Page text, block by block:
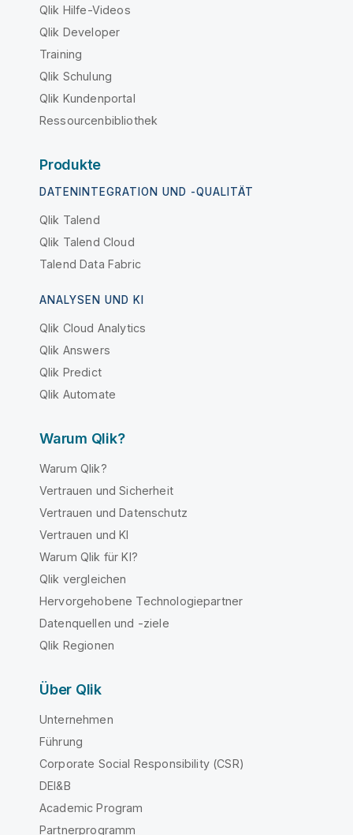
Qlik Hilfe-Videos
Qlik Developer
Training
Qlik Schulung
Qlik Kundenportal
Ressourcenbibliothek
Produkte
DATENINTEGRATION UND -QUALITÄT
Qlik Talend
Qlik Talend Cloud
Talend Data Fabric
ANALYSEN UND KI
Qlik Cloud Analytics
Qlik Answers
Qlik Predict
Qlik Automate
Warum Qlik?
Warum Qlik?
Vertrauen und Sicherheit
Vertrauen und Datenschutz
Vertrauen und KI
Warum Qlik für KI?
Qlik vergleichen
Hervorgehobene Technologiepartner
Datenquellen und -ziele
Qlik Regionen
Über Qlik
Unternehmen
Führung
Corporate Social Responsibility (CSR)
DEI&B
Academic Program
Partnerprogramm